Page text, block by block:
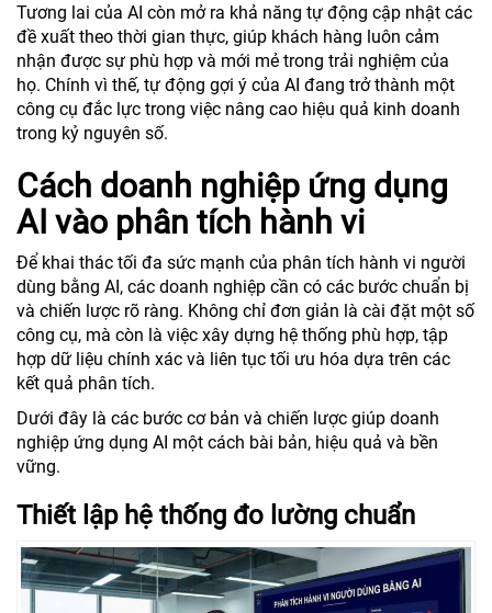
Tương lai của AI còn mở ra khả năng tự động cập nhật các
đề xuất theo thời gian thực, giúp khách hàng luôn cảm
nhận được sự phù hợp và mới mẻ trong trải nghiệm của
họ. Chính vì thế, tự động gợi ý của AI đang trở thành một
công cụ đắc lực trong việc nâng cao hiệu quả kinh doanh
trong kỷ nguyên số.
Cách doanh nghiệp ứng dụng
AI vào phân tích hành vi
Để khai thác tối đa sức mạnh của phân tích hành vi người
dùng bằng AI, các doanh nghiệp cần có các bước chuẩn bị
và chiến lược rõ ràng. Không chỉ đơn giản là cài đặt một số
công cụ, mà còn là việc xây dựng hệ thống phù hợp, tập
hợp dữ liệu chính xác và liên tục tối ưu hóa dựa trên các
kết quả phân tích.
Dưới đây là các bước cơ bản và chiến lược giúp doanh
nghiệp ứng dụng AI một cách bài bản, hiệu quả và bền
vững.
Thiết lập hệ thống đo lường chuẩn